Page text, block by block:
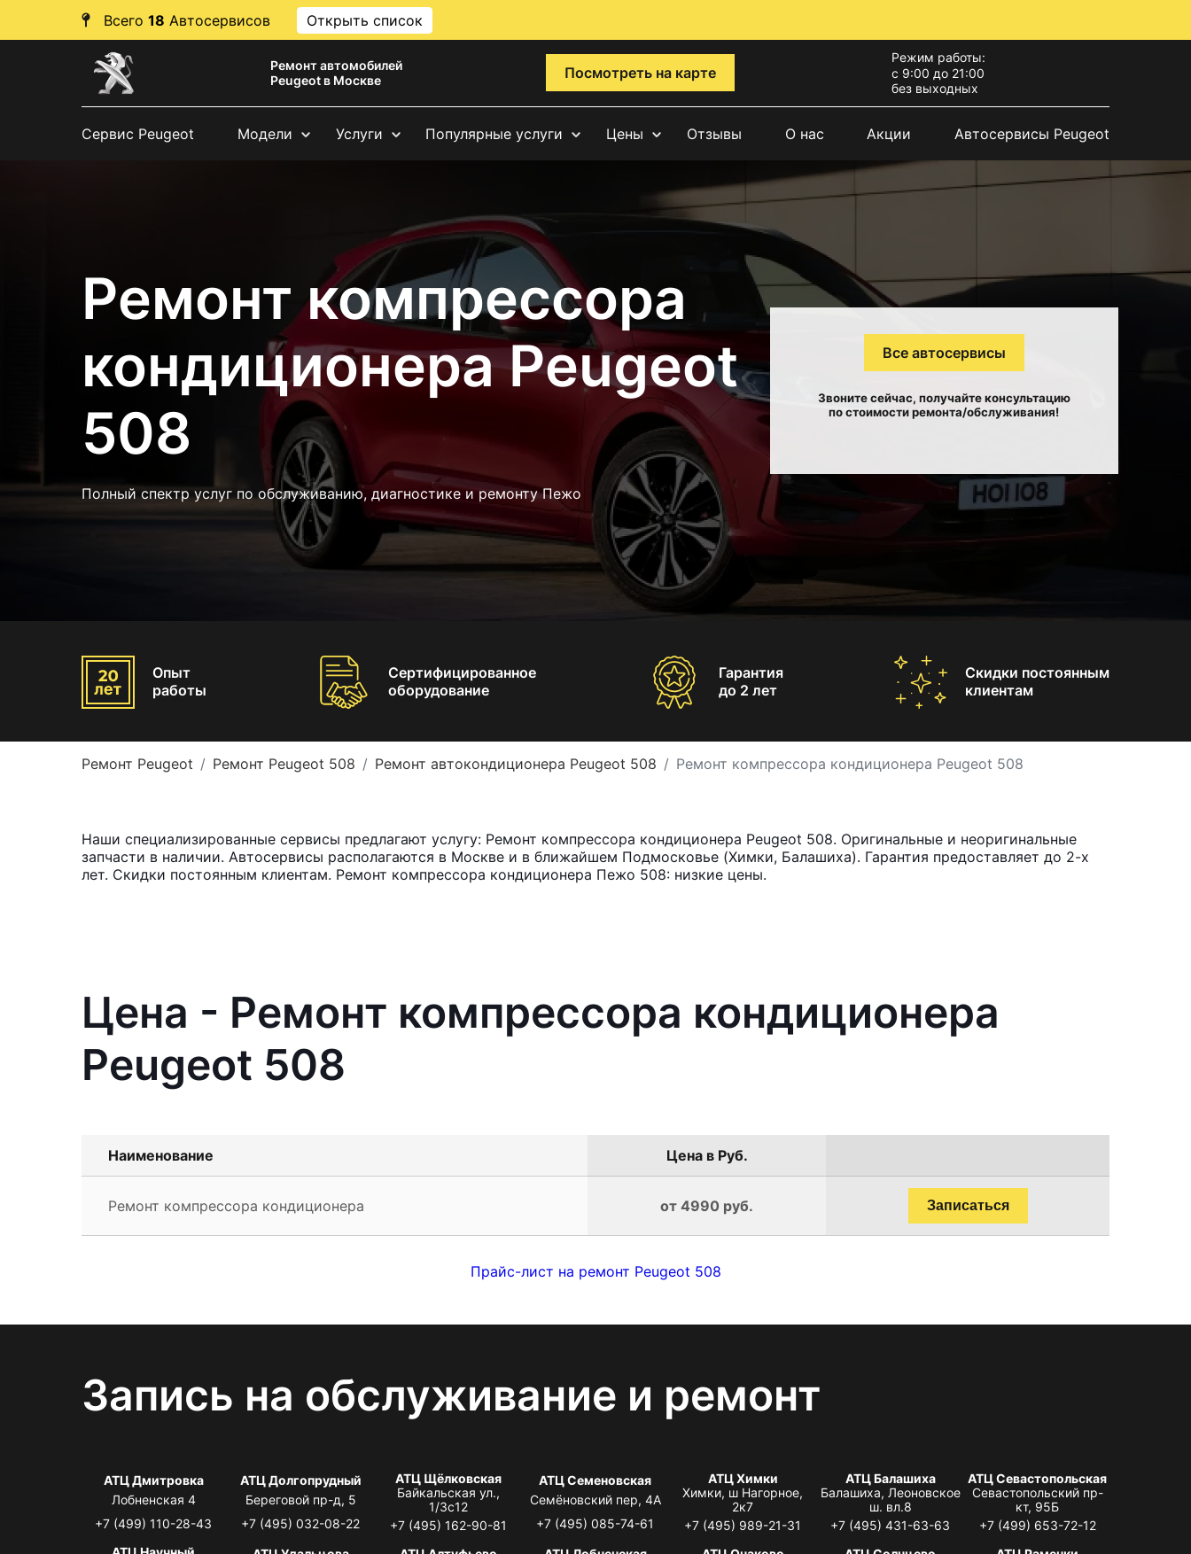
Всего 18 Автосервисов Открыть список
Ремонт автомобилей
Peugeot в Москве
Посмотреть на карте
Режим работы:
с 9:00 до 21:00
без выходных
Сервис Peugeot Модели Услуги Популярные услуги Цены Отзывы О нас Акции Автосервисы Peugeot
Ремонт компрессора
кондиционера Peugeot
508
Полный спектр услуг по обслуживанию, диагностике и ремонту Пежо
Все автосервисы
Звоните сейчас, получайте консультацию
по стоимости ремонта/обслуживания!
Опыт
работы
Сертифицированное
оборудование
Гарантия
до 2 лет
Скидки постоянным
клиентам
Ремонт Peugeot Ремонт Peugeot 508 Ремонт автокондиционера Peugeot 508 Ремонт компрессора кондиционера Peugeot 508
Наши специализированные сервисы предлагают услугу: Ремонт компрессора кондиционера Peugeot 508. Оригинальные и неоригинальные
запчасти в наличии. Автосервисы располагаются в Москве и в ближайшем Подмосковье (Химки, Балашиха). Гарантия предоставляет до 2-х
лет. Скидки постоянным клиентам. Ремонт компрессора кондиционера Пежо 508: низкие цены.
Цена - Ремонт компрессора кондиционера
Peugeot 508
Наименование Цена в Руб.
Ремонт компрессора кондиционера от 4990 руб. Записаться
Прайс-лист на ремонт Peugeot 508
Запись на обслуживание и ремонт
АТЦ Дмитровка
Лобненская 4
+7 (499) 110-28-43
АТЦ Долгопрудный
Береговой пр-д, 5
+7 (495) 032-08-22
АТЦ Щёлковская
Байкальская ул.,
1/3с12
+7 (495) 162-90-81
АТЦ Семеновская
Семёновский пер, 4А
+7 (495) 085-74-61
АТЦ Химки
Химки, ш Нагорное,
2к7
+7 (495) 989-21-31
АТЦ Балашиха
Балашиха, Леоновское
ш. вл.8
+7 (495) 431-63-63
АТЦ Севастопольская
Севастопольский пр-
кт, 95Б
+7 (499) 653-72-12